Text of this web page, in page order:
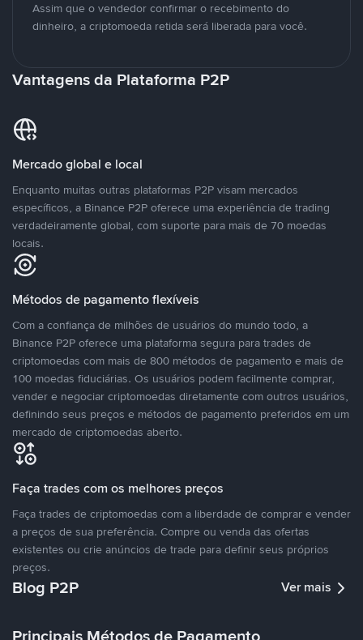
Assim que o vendedor confirmar o recebimento do
dinheiro, a criptomoeda retida será liberada para você.
Vantagens da Plataforma P2P
Mercado global e local
Enquanto muitas outras plataformas P2P visam mercados
específicos, a Binance P2P oferece uma experiência de trading
verdadeiramente global, com suporte para mais de 70 moedas
locais.
Métodos de pagamento flexíveis
Com a confiança de milhões de usuários do mundo todo, a
Binance P2P oferece uma plataforma segura para trades de
criptomoedas com mais de 800 métodos de pagamento e mais de
100 moedas fiduciárias. Os usuários podem facilmente comprar,
vender e negociar criptomoedas diretamente com outros usuários,
definindo seus preços e métodos de pagamento preferidos em um
mercado de criptomoedas aberto.
Faça trades com os melhores preços
Faça trades de criptomoedas com a liberdade de comprar e vender
a preços de sua preferência. Compre ou venda das ofertas
existentes ou crie anúncios de trade para definir seus próprios
preços.
Blog P2P Ver mais